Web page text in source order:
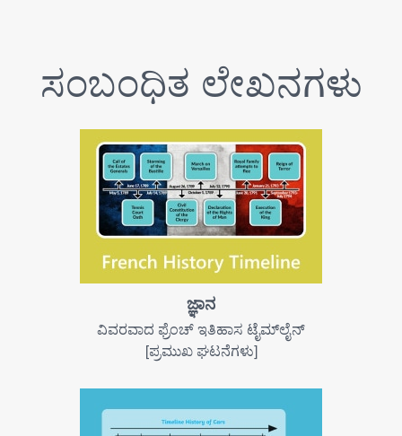
ಸಂಬಂಧಿತ ಲೇಖನಗಳು
ಜ್ಞಾನ
ವಿವರವಾದ ಫ್ರೆಂಚ್ ಇತಿಹಾಸ ಟೈಮ್‌ಲೈನ್
[ಪ್ರಮುಖ ಘಟನೆಗಳು]